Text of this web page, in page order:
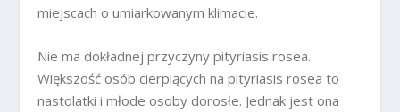
miejscach o umiarkowanym klimacie.
Nie ma dokładnej przyczyny pityriasis rosea.
Większość osób cierpiących na pityriasis rosea to
nastolatki i młode osoby dorosłe. Jednak jest ona